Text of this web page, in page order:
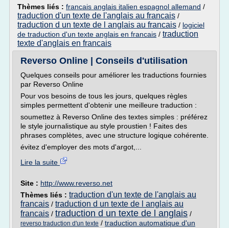
Thèmes liés : francais anglais italien espagnol allemand /
traduction d'un texte de l'anglais au francais /
traduction d un texte de l anglais au francais / logiciel
de traduction d'un texte anglais en francais / traduction
texte d'anglais en francais
Reverso Online | Conseils d'utilisation
Quelques conseils pour améliorer les traductions fournies
par Reverso Online
Pour vos besoins de tous les jours, quelques règles
simples permettent d'obtenir une meilleure traduction :
soumettez à Reverso Online des textes simples : préférez
le style journalistique au style proustien ! Faites des
phrases complètes, avec une structure logique cohérente.
évitez d'employer des mots d'argot,...
Lire la suite
Site : http://www.reverso.net
Thèmes liés : traduction d'un texte de l'anglais au
francais / traduction d un texte de l anglais au
francais / traduction d un texte de l anglais /
reverso traduction d'un texte / traduction automatique d'un